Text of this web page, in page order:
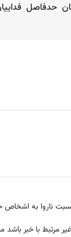
حدفاصل
ناروا به
مرتبط با خبر